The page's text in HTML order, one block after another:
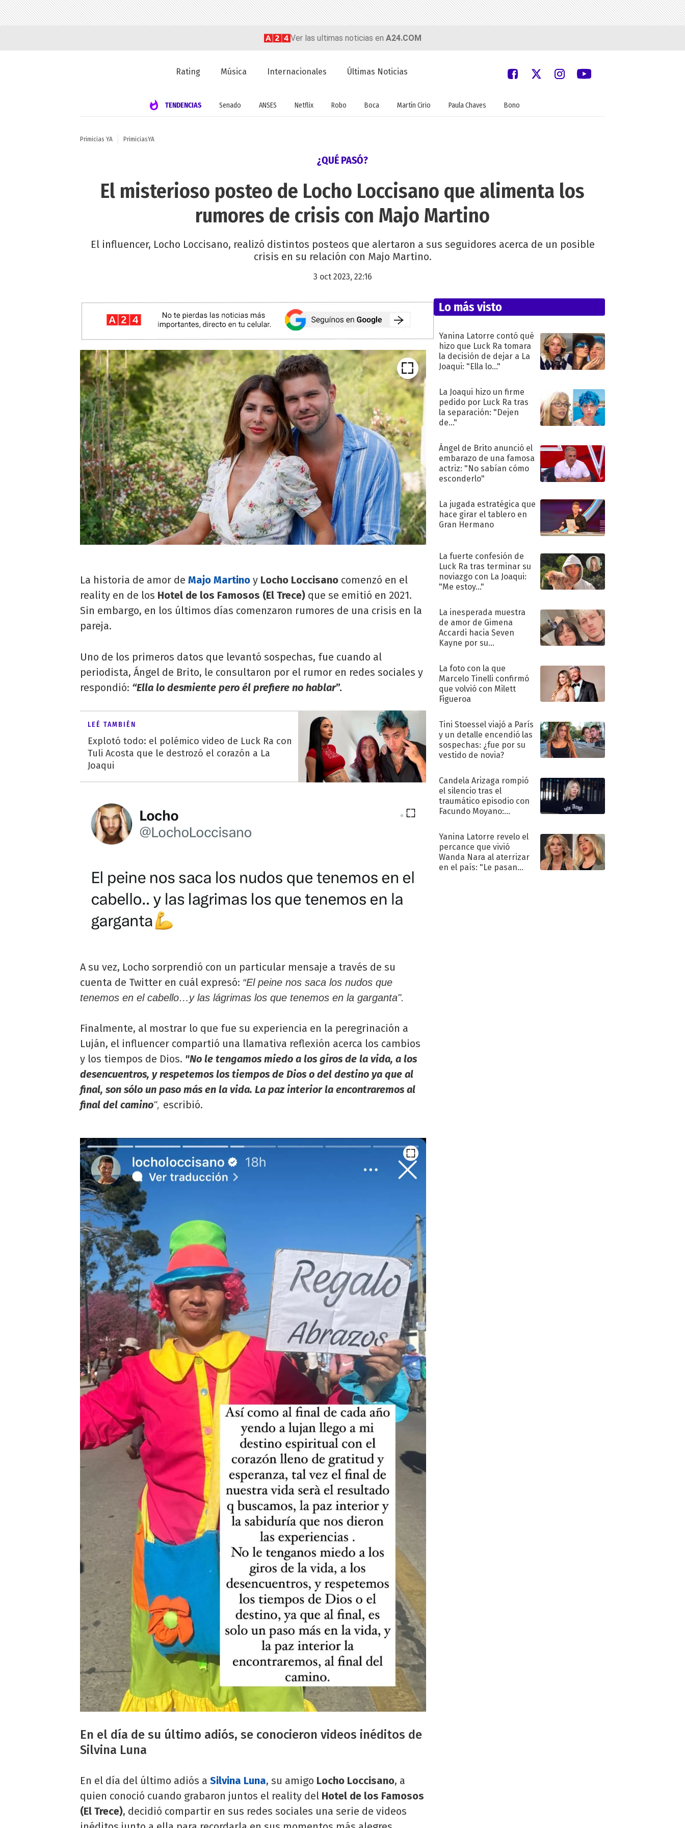
Ver las ultimas noticias en A24.COM
Rating Música Internacionales Últimas Noticias
TENDENCIAS Senado ANSES Netflix Robo Boca Martín Cirio Paula Chaves Bono
Primicias YA PrimiciasYA
¿QUÉ PASÓ?
El misterioso posteo de Locho Loccisano que alimenta los
rumores de crisis con Majo Martino
El influencer, Locho Loccisano, realizó distintos posteos que alertaron a sus seguidores acerca de un posible
crisis en su relación con Majo Martino.
3 oct 2023, 22:16
La historia de amor de Majo Martino y Locho Loccisano comenzó en el
reality en de los Hotel de los Famosos (El Trece) que se emitió en 2021.
Sin embargo, en los últimos días comenzaron rumores de una crisis en la
pareja.
Uno de los primeros datos que levantó sospechas, fue cuando al
periodista, Ángel de Brito, le consultaron por el rumor en redes sociales y
respondió: “Ella lo desmiente pero él prefiere no hablar”.
LEÉ TAMBIÉN
Explotó todo: el polémico video de Luck Ra con
Tuli Acosta que le destrozó el corazón a La
Joaqui
A su vez, Locho sorprendió con un particular mensaje a través de su
cuenta de Twitter en cuál expresó: “El peine nos saca los nudos que
tenemos en el cabello…y las lágrimas los que tenemos en la garganta".
Finalmente, al mostrar lo que fue su experiencia en la peregrinación a
Luján, el influencer compartió una llamativa reflexión acerca los cambios
y los tiempos de Dios. "No le tengamos miedo a los giros de la vida, a los
desencuentros, y respetemos los tiempos de Dios o del destino ya que al
final, son sólo un paso más en la vida. La paz interior la encontraremos al
final del camino", escribió.
En el día de su último adiós, se conocieron videos inéditos de
Silvina Luna
En el día del último adiós a Silvina Luna, su amigo Locho Loccisano, a
quien conoció cuando grabaron juntos el reality del Hotel de los Famosos
(El Trece), decidió compartir en sus redes sociales una serie de videos
Lo más visto
Yanina Latorre contó qué
hizo que Luck Ra tomara
la decisión de dejar a La
Joaqui: "Ella lo..."
La Joaqui hizo un firme
pedido por Luck Ra tras
la separación: "Dejen
de..."
Ángel de Brito anunció el
embarazo de una famosa
actriz: "No sabían cómo
esconderlo"
La jugada estratégica que
hace girar el tablero en
Gran Hermano
La fuerte confesión de
Luck Ra tras terminar su
noviazgo con La Joaqui:
"Me estoy..."
La inesperada muestra
de amor de Gimena
Accardi hacia Seven
Kayne por su
La foto con la que
Marcelo Tinelli confirmó
que volvió con Milett
Figueroa
Tini Stoessel viajó a París
y un detalle encendió las
sospechas: ¿fue por su
vestido de novia?
Candela Arizaga rompió
el silencio tras el
traumático episodio con
Facundo Moyano:
Yanina Latorre revelo el
percance que vivió
Wanda Nara al aterrizar
en el país: "Le pasan